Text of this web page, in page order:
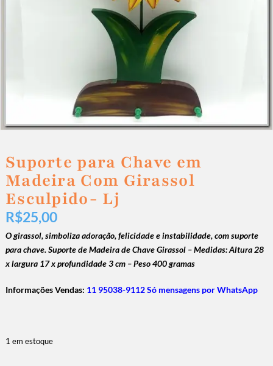
Suporte para Chave em
Madeira Com Girassol
Esculpido- Lj
R$25,00
O girassol, simboliza adoração, felicidade e instabilidade, com suporte
para chave. Suporte de Madeira de Chave Girassol – Medidas: Altura 28
x largura 17 x profundidade 3 cm – Peso 400 gramas
Informações Vendas: 11 95038-9112 Só mensagens por WhatsApp
1 em estoque